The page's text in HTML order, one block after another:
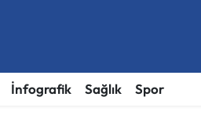
İnfografik Sağlık Spor